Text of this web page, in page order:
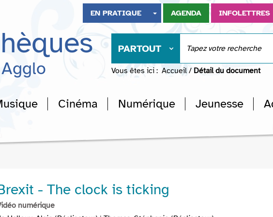
EN PRATIQUE AGENDA INFOLETTRES
PARTOUT
Vous êtes ici : Accueil / Détail du document
Cinéma Numérique Jeunesse
- The clock is ticking
numérique